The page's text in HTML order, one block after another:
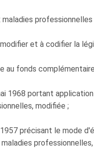
et à codifier la
au fonds
1968 portant
modifiée ;
précisant le mode